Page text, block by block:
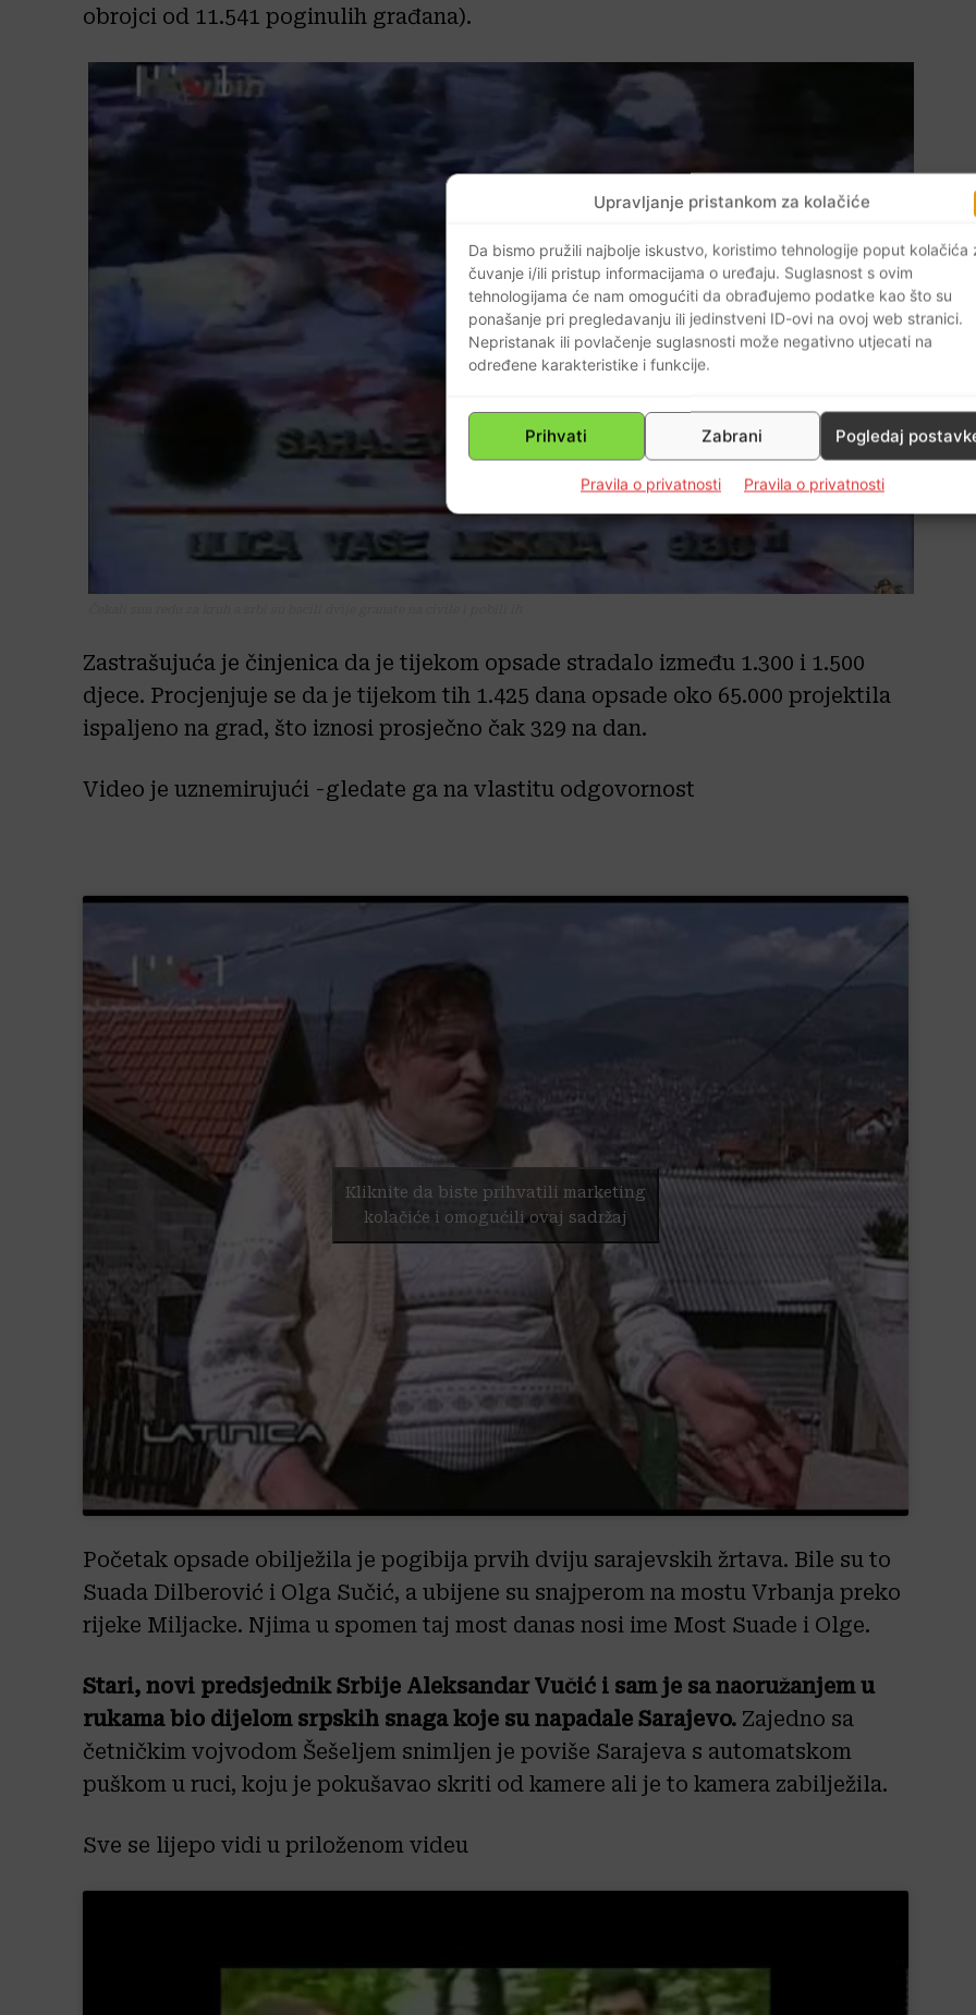
Upravljanje pristankom za kolačiće
Da bismo pružili najbolje iskustvo, koristimo tehnologije poput kolačića
čuvanje i/ili pristup informacijama o uređaju. Suglasnost s ovim
tehnologijama će nam omogućiti da obrađujemo podatke kao što su
ponašanje pri pregledavanju ili jedinstveni ID-ovi na ovoj web stranici.
Nepristanak ili povlačenje suglasnosti može negativno utjecati na
određene karakteristike i funkcije.
Prihvati Zabrani Pogledaj
Pravila o privatnosti Pravila o privatnosti
obrojci od 11.541 poginulih građana).
Zastrašujuća je činjenica da je tijekom opsade stradalo između 1.300 i 1.500
djece. Procjenjuje se da je tijekom tih 1.425 dana opsade oko 65.000 projektila
ispaljeno na grad, što iznosi prosječno čak 329 na dan.
Video je uznemirujući -gledate ga na vlastitu odgovornost
Kliknite da biste prihvatili marketing
kolačiće i omogućili ovaj sadržaj
Početak opsade obilježila je pogibija prvih dviju sarajevskih žrtava. Bile su to
Suada Dilberović i Olga Sučić, a ubijene su snajperom na mostu Vrbanja preko
rijeke Miljacke. Njima u spomen taj most danas nosi ime Most Suade i Olge.
Stari, novi predsjednik Srbije Aleksandar Vučić i sam je sa naoružanjem u
rukama bio dijelom srpskih snaga koje su napadale Sarajevo. Zajedno sa
četničkim vojvodom Šešeljem snimljen je poviše Sarajeva s automatskom
puškom u ruci, koju je pokušavao skriti od kamere ali je to kamera zabilježila.
Sve se lijepo vidi u priloženom videu